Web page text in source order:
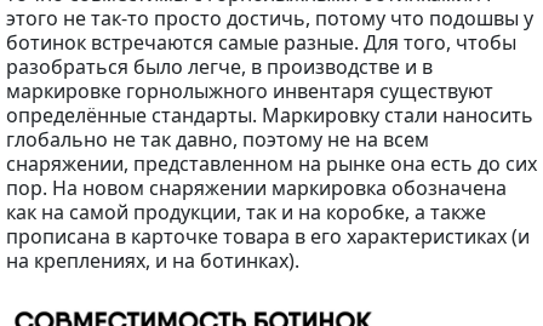
этого не так-то просто достичь, потому что подошвы у
ботинок встречаются самые разные. Для того, чтобы
разобраться было легче, в производстве и в
маркировке горнолыжного инвентаря существуют
определённые стандарты. Маркировку стали наносить
глобально не так давно, поэтому не на всем
снаряжении, представленном на рынке она есть до сих
пор. На новом снаряжении маркировка обозначена
как на самой продукции, так и на коробке, а также
прописана в карточке товара в его характеристиках (и
на креплениях, и на ботинках).